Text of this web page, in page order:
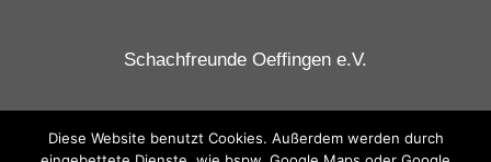
Schachfreunde Oeffingen e.V.
Datenschutzerklärung
Diese Website benutzt Cookies. Außerdem werden durch